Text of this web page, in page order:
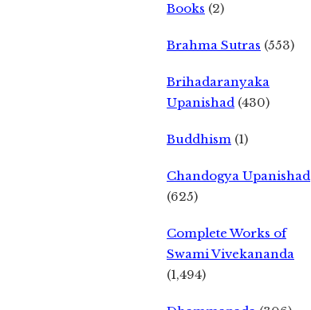
Books (2)
Brahma Sutras (553)
Brihadaranyaka
Upanishad (430)
Buddhism (1)
Chandogya Upanishad
(625)
Complete Works of
Swami Vivekananda
(1,494)